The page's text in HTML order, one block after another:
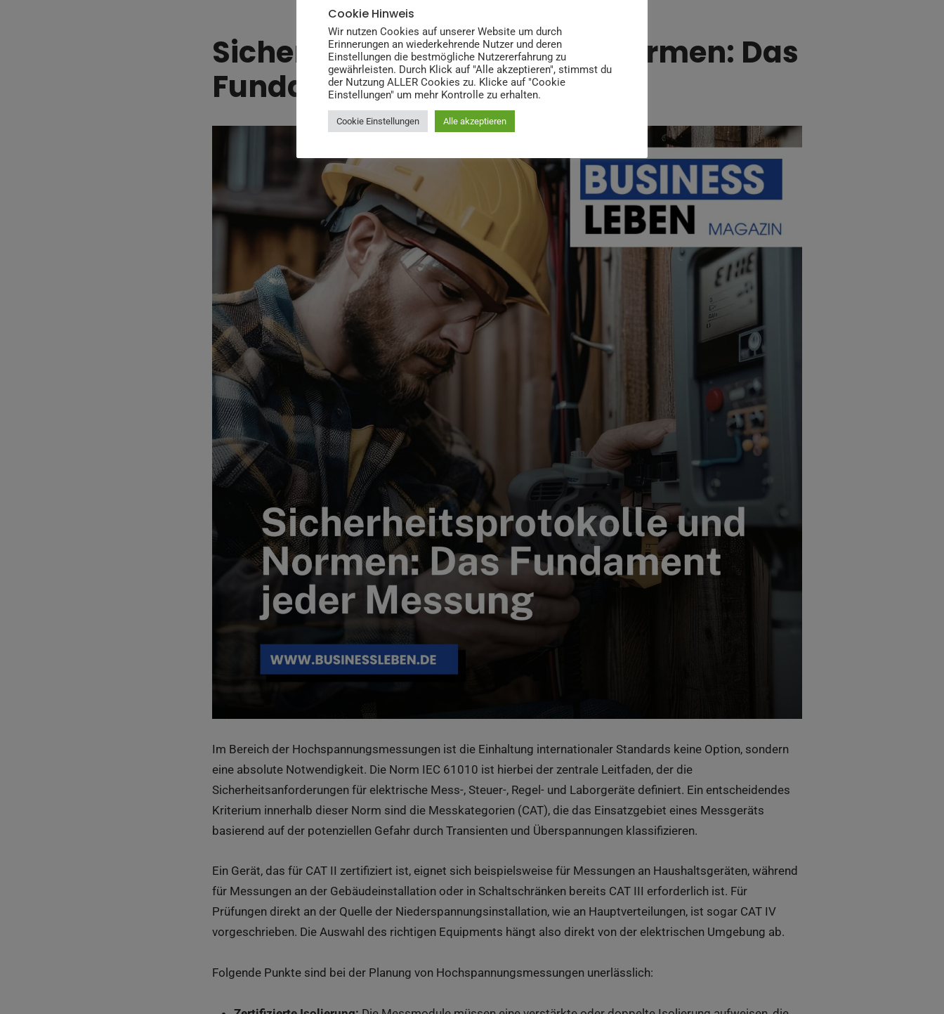
Sicherheitsprotokolle und Normen: Das
Fundament jeder Messung
Im Bereich der Hochspannungsmessungen ist die Einhaltung internationaler Standards keine Option, sondern
eine absolute Notwendigkeit. Die Norm IEC 61010 ist hierbei der zentrale Leitfaden, der die
Sicherheitsanforderungen für elektrische Mess-, Steuer-, Regel- und Laborgeräte definiert. Ein entscheidendes
Kriterium innerhalb dieser Norm sind die Messkategorien (CAT), die das Einsatzgebiet eines Messgeräts
basierend auf der potenziellen Gefahr durch Transienten und Überspannungen klassifizieren.
Ein Gerät, das für CAT II zertifiziert ist, eignet sich beispielsweise für Messungen an Haushaltsgeräten, während
für Messungen an der Gebäudeinstallation oder in Schaltschränken bereits CAT III erforderlich ist. Für
Prüfungen direkt an der Quelle der Niederspannungsinstallation, wie an Hauptverteilungen, ist sogar CAT IV
vorgeschrieben. Die Auswahl des richtigen Equipments hängt also direkt von der elektrischen Umgebung ab.
Folgende Punkte sind bei der Planung von Hochspannungsmessungen unerlässlich:
Cookie Hinweis
Wir nutzen Cookies auf unserer Website um durch
Erinnerungen an wiederkehrende Nutzer und deren
Einstellungen die bestmögliche Nutzererfahrung zu
gewährleisten. Durch Klick auf "Alle akzeptieren", stimmst du
der Nutzung ALLER Cookies zu. Klicke auf "Cookie
Einstellungen" um mehr Kontrolle zu erhalten.
Cookie Einstellungen Alle akzeptieren